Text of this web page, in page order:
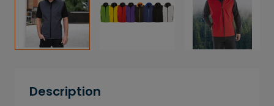
Description